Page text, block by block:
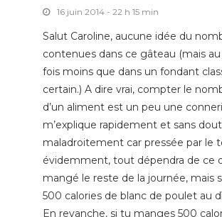
16 juin 2014 - 22 h 15 min
Salut Caroline, aucune idée du
contenues dans ce gâteau (mais
fois moins que dans un fondant
certain.) A dire vrai, compter le
d’un aliment est un peu une
m’explique rapidement et sans
maladroitement car pressée par le
évidemment, tout dépendra de ce
mangé le reste de la journée, mais
500 calories de blanc de poulet au
En revanche, si tu manges 500